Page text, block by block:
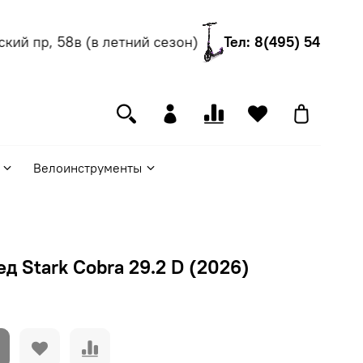
пр, 58в (в летний сезон) Тел: 8(495) 540-55-06
Велоинструменты
Stark Cobra 29.2 D (2026)